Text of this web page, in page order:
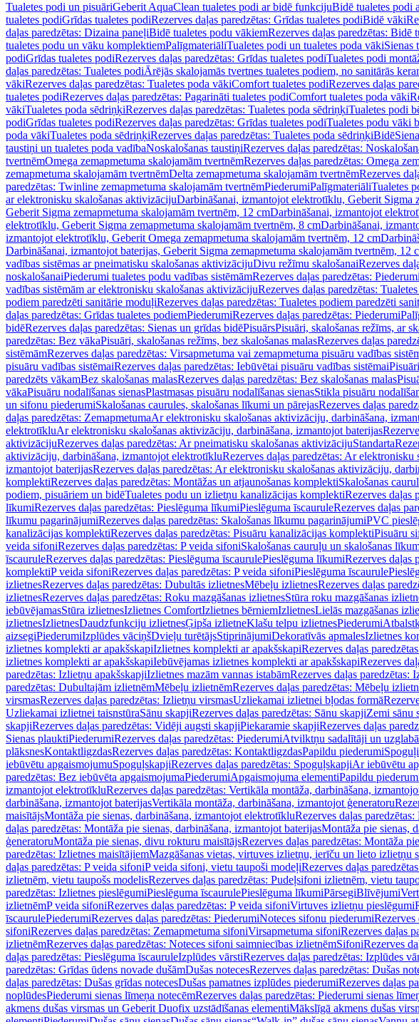
Tualetes podi un pisuāriGeberit AquaClean tualetes podi ar bidē funkcijuBidē tualetes podi
tualetes podiGrīdas tualetes podiRezerves daļas paredzētas: Grīdas tualetes podiBidē vāki
daļas paredzētas: Dizaina paneļiBidē tualetes podu vākiemRezerves daļas paredzētas: Bidē
tualetes podu un vāku komplektiemPalīgmateriāliTualetes podi un tualetes poda vākiSienas
podiGrīdas tualetes podiRezerves daļas paredzētas: Grīdas tualetes podiTualetes podi
daļas paredzētas: Tualetes podiĀrējās skalojamās tvertnes tualetes podiem, no sanitārās
vākiRezerves daļas paredzētas: Tualetes poda vākiComfort tualetes podiRezerves daļas
tualetes podiRezerves daļas paredzētas: Pagarināti tualetes podiComfort tualetes poda vāki
vākiTualetes poda sēdriņķiRezerves daļas paredzētas: Tualetes poda sēdriņķiTualetes podi
podiGrīdas tualetes podiRezerves daļas paredzētas: Grīdas tualetes podiTualetes podu vāki
poda vākiTualetes poda sēdriņķiRezerves daļas paredzētas: Tualetes poda sēdriņķiBidē
taustiņi un tualetes poda vadībaNoskalošanas taustiņiRezerves daļas paredzētas:
tvertnēmOmega zemapmetuma skalojamām tvertnēmRezerves daļas paredzētas: Omega
zemapmetuma skalojamām tvertnēmDelta zemapmetuma skalojamām tvertnēmRezerves
paredzētas: Twinline zemapmetuma skalojamām tvertnēmPiederumiPalīgmateriāliTualetes
ar elektronisku skalošanas aktivizācijuDarbināšanai, izmantojot elektrotīklu, Geberit Sigma
Geberit Sigma zemapmetuma skalojamām tvertnēm, 12 cmDarbināšanai, izmantojot
elektrotīklu, Geberit Sigma zemapmetuma skalojamām tvertnēm, 8 cmDarbināšanai,
izmantojot elektrotīklu, Geberit Omega zemapmetuma skalojamām tvertnēm, 12 cm
Darbināšanai, izmantojot baterijas, Geberit Sigma zemapmetuma skalojamām tvertnēm, 12
vadības sistēmas ar pneimatisku skalošanas aktivizācijuDivu režīmu skalošanaiRezerves
noskalošanaiPiederumi tualetes podu vadības sistēmāmRezerves daļas paredzētas:
vadības sistēmām ar elektronisku skalošanas aktivizācijuRezerves daļas paredzētas:
podiem paredzēti sanitārie moduļiRezerves daļas paredzētas: Tualetes podiem paredzēti
daļas paredzētas: Grīdas tualetes podiemPiederumiRezerves daļas paredzētas: Piederumi
bidēRezerves daļas paredzētas: Sienas un grīdas bidēPisuārsPisuāri, skalošanas režīms, ar
paredzētas: Bez vākaPisuāri, skalošanas režīms, bez skalošanas malasRezerves daļas
sistēmāmRezerves daļas paredzētas: Virsapmetuma vai zemapmetuma pisuāru vadības
pisuāru vadības sistēmaiRezerves daļas paredzētas: Iebūvētai pisuāru vadības sistēmai
paredzēts vākamBez skalošanas malasRezerves daļas paredzētas: Bez skalošanas malas
vākaPisuāru nodalīšanas sienasPlastmasas pisuāru nodalīšanas sienasStikla pisuāru
un sifonu piederumiSkalošanas caurules, skalošanas līkumi un pārejasRezerves daļas
daļas paredzētas: ZemapmetumaAr elektronisku skalošanas aktivizāciju, darbināšana,
elektrotīkluAr elektronisku skalošanas aktivizāciju, darbināšana, izmantojot baterijas
aktivizācijuRezerves daļas paredzētas: Ar pneimatisku skalošanas aktivizācijuStandarta
aktivizāciju, darbināšana, izmantojot elektrotīkluRezerves daļas paredzētas: Ar
izmantojot baterijasRezerves daļas paredzētas: Ar elektronisku skalošanas aktivizāciju,
komplektiRezerves daļas paredzētas: Montāžas un atjaunošanas komplektiSkalošanas
podiem, pisuāriem un bidēTualetes podu un izlietņu kanalizācijas komplektiRezerves daļas
līkumiRezerves daļas paredzētas: Pieslēguma līkumiPieslēguma īscauruleRezerves daļas
līkumu pagarinājumiRezerves daļas paredzētas: Skalošanas līkumu pagarinājumiPVC
kanalizācijas komplektiRezerves daļas paredzētas: Pisuāru kanalizācijas komplektiPisuāru
veida sifoniRezerves daļas paredzētas: P veida sifoniSkalošanas cauruļu un skalošanas
īscauruleRezerves daļas paredzētas: Pieslēguma īscaurulePieslēguma līkumiRezerves daļas
komplektiP veida sifoniRezerves daļas paredzētas: P veida sifoniPieslēguma īscaurule
izlietnesRezerves daļas paredzētas: Dubultās izlietnesMēbeļu izlietnesRezerves daļas
izlietnesRezerves daļas paredzētas: Roku mazgāšanas izlietnesStūra roku mazgāšanas
iebūvējamasStūra izlietnesIzlietnes ComfortIzlietnes bērniemIzlietnesLielās mazgāšanas
izlietnesIzlietnesDaudzfunkciju izlietnesĢipša izlietneKlašu telpu izlietnesPiederumi
aizsegiPiederumiIzplūdes vāciņšDvieļu turētājsStiprinājumiDekoratīvās apmalesIzlietnes
izlietnes komplekti ar apakšskapiIzlietnes komplekti ar apakšskapiRezerves daļas
izlietnes komplekti ar apakšskapiIebūvējamas izlietnes komplekti ar apakšskapiRezerves
paredzētas: Izlietņu apakšskapjiIzlietnes mazām vannas istabāmRezerves daļas paredzētas:
paredzētas: Dubultajām izlietnēmMēbeļu izlietnēmRezerves daļas paredzētas: Mēbeļu
virsmasRezerves daļas paredzētas: Izlietņu virsmasUzliekamai izlietnei bļodas formā
Uzliekamai izlietnei taisnstūraSānu skapjiRezerves daļas paredzētas: Sānu skapjiZemi sānu
skapjiRezerves daļas paredzētas: Vidēji augsti skapjiPiekaramie skapjiRezerves daļas
Sienas plauktiPiederumiRezerves daļas paredzētas: PiederumiAtvilktņu sadalītāji un
plāksnesKontaktligzdasRezerves daļas paredzētas: KontaktligzdasPapildu piederumi
iebūvētu apgaismojumuSpoguļskapjiRezerves daļas paredzētas: SpoguļskapjiAr iebūvētu
paredzētas: Bez iebūvēta apgaismojumaPiederumiApgaismojuma elementiPapildu
izmantojot elektrotīkluRezerves daļas paredzētas: Vertikāla montāža, darbināšana,
darbināšana, izmantojot baterijasVertikāla montāža, darbināšana, izmantojot ģeneratoru
maisītājsMontāža pie sienas, darbināšana, izmantojot elektrotīkluRezerves daļas
daļas paredzētas: Montāža pie sienas, darbināšana, izmantojot baterijasMontāža pie sienas,
ģeneratoruMontāža pie sienas, divu rokturu maisītājsRezerves daļas paredzētas: Montāža
paredzētas: Izlietnes maisītājiemMazgāšanas vietas, virtuves izlietņu, ierīču un lieto izlietņu
daļas paredzētas: P veida sifoniP veida sifoni, vietu taupoši modeļiRezerves daļas
izlietnēm, vietu taupošs modelisRezerves daļas paredzētas: Pudeļsifoni izlietnēm, vietu
paredzētas: Izlietnes pieslēgumiPieslēguma īscaurulePieslēguma līkumiPārsegiBlīvējumi
izlietnēmP veida sifoniRezerves daļas paredzētas: P veida sifoniVirtuves izlietņu pieslēgumi
īscaurulePiederumiRezerves daļas paredzētas: PiederumiNoteces sifonu piederumiRezerves
sifoniRezerves daļas paredzētas: Zemapmetuma sifoniVirsapmetuma sifoniRezerves daļas
izlietnēmRezerves daļas paredzētas: Noteces sifoni saimniecības izlietnēmSifoniRezerves
daļas paredzētas: Pieslēguma īscauruleIzplūdes vārstiRezerves daļas paredzētas: Izplūdes
paredzētas: Grīdas ūdens novade dušāmDušas notecesRezerves daļas paredzētas: Dušas
daļas paredzētas: Dušas grīdas notecesDušas pamatnes izplūdes piederumiRezerves daļas
noplūdesPiederumi sienas līmeņa notecēmRezerves daļas paredzētas: Piederumi sienas
akmens dušas virsmas un Geberit Duofix uzstādīšanas elementiMākslīgā akmens dušas